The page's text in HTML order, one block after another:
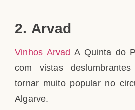
2. Arvad
Vinhos Arvad A Quinta do
com vistas
tornar muito popular no
Algarve.